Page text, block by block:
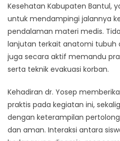
Kesehatan Kabupaten Bantul,
untuk mendampingi jalannya
pendalaman materi medis.
lanjutan terkait anatomi tubuh
juga secara aktif memandu
serta teknik evakuasi korban.
Kehadiran dr. Yosep
praktis pada kegiatan ini,
dengan keterampilan
dan aman. Interaksi antara